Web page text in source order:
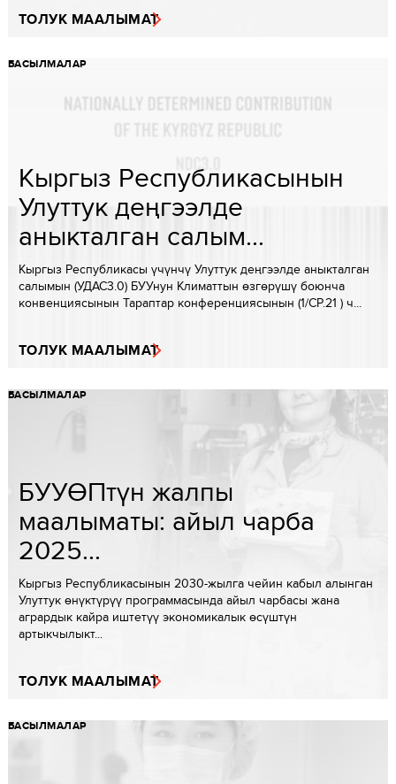
ТОЛУК МААЛЫМАТ
БАСЫЛМАЛАР
Кыргыз Республикасынын
Улуттук деңгээлде
аныкталган салым...
Кыргыз Республикасы үчүнчү Улуттук деңгээлде аныкталган
салымын (УДАС3.0) БУУнун Климаттын өзгөрүшү боюнча
конвенциясынын Тараптар конференциясынын (1/CP.21 ) ч...
ТОЛУК МААЛЫМАТ
БАСЫЛМАЛАР
БУУӨПтүн жалпы
маалыматы: aйыл чарба
2025...
Кыргыз Республикасынын 2030-жылга чейин кабыл алынган
Улуттук өнүктүрүү программасында айыл чарбасы жана
агрардык кайра иштетүү экономикалык өсүштүн
артыкчылыкт...
ТОЛУК МААЛЫМАТ
БАСЫЛМАЛАР